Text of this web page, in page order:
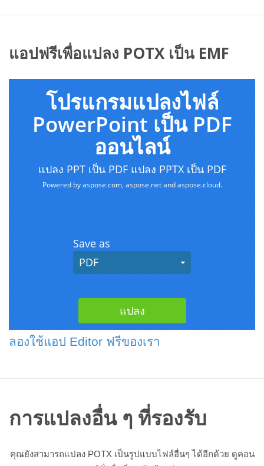
แอปฟรีเพื่อแปลง POTX เป็น EMF
ลองใช้แอป Editor ฟรีของเรา
การแปลงอื่น ๆ ที่รองรับ
คุณยังสามารถแปลง POTX เป็นรูปแบบไฟล์อื่นๆ ได้อีกด้วย ดูคอน